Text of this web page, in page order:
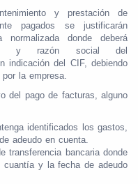
y prestación de
pagados se justificarán
donde deberá
y razón social del
indicación del CIF, debiendo
la empresa.
del pago de facturas, alguno
identificados los gastos,
adeudo en cuenta.
transferencia bancaria donde
y la fecha de adeudo